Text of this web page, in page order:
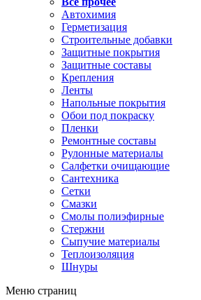
Автохимия
Герметизация
Строительные добавки
Защитные покрытия
Защитные составы
Крепления
Ленты
Напольные покрытия
Обои под покраску
Пленки
Ремонтные составы
Рулонные материалы
Салфетки очищающие
Сантехника
Сетки
Смазки
Смолы полиэфирные
Стержни
Сыпучие материалы
Теплоизоляция
Шнуры
Меню страниц